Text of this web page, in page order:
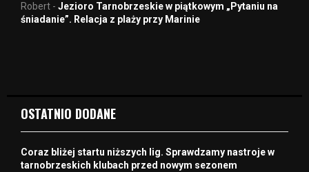
Robert - Jezioro Tarnobrzeskie w piątkowym „Pytaniu na
śniadanie”. Relacja z plaży przy Marinie
OSTATNIO DODANE
Coraz bliżej startu niższych lig. Sprawdzamy nastroje w
tarnobrzeskich klubach przed nowym sezonem